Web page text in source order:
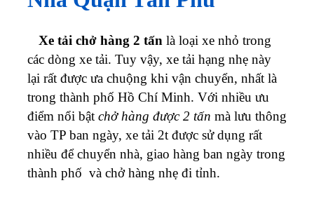
Cho
thuê
xe
tải
chở
Xe tải chở hàng 2 tấn là loại xe nhỏ trong
các dòng xe tải. Tuy vậy, xe tải hạng nhẹ này
lại rất được ưa chuộng khi vận chuyển, nhất là
trong thành phố Hồ Chí Minh. Với nhiều ưu
điểm nổi bật chở hàng được 2 tấn mà lưu thông
vào TP ban ngày, xe tải 2t được sử dụng rất
nhiều để chuyển nhà, giao hàng ban ngày trong
thành phố và chở hàng nhẹ đi tỉnh.